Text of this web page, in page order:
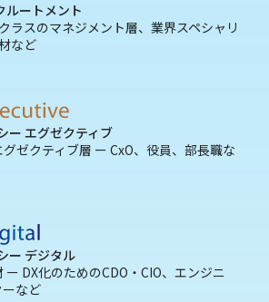
ルートメント
ラスのマネジメント層、業界スペシャリ
など
ー エグゼクティブ
ゼクティブ層 ー CxO、役員、部長職な
ー デジタル
ー DX化のためのCDO・CIO、エンジニ
など